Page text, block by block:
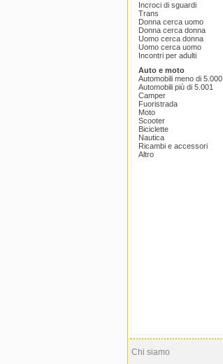
Incroci di sguardi
Trans
Donna cerca uomo
Donna cerca donna
Uomo cerca donna
Uomo cerca uomo
Incontri per adulti
Auto e moto
Automobili meno di 5.000
Automobili più di 5.001
Camper
Fuoristrada
Moto
Scooter
Biciclette
Nautica
Ricambi e accessori
Altro
Chi siamo